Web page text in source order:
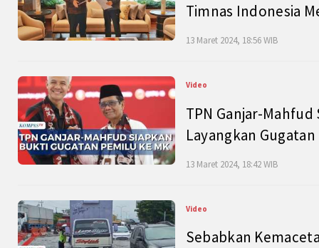
Timnas Indonesia
13 Maret 2024, 18:56 WIB
Video
TPN Ganjar-
Layangkan
13 Maret 2024, 18:42 WIB
Video
Sebabkan